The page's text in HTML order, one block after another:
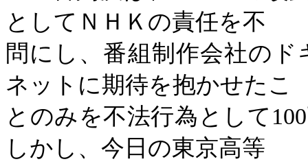
としてＮＨＫの責任を不
問にし、番組制作会社の
ネットに期待を抱かせたこ
とのみを不法行為として
しかし、今日の東京高等